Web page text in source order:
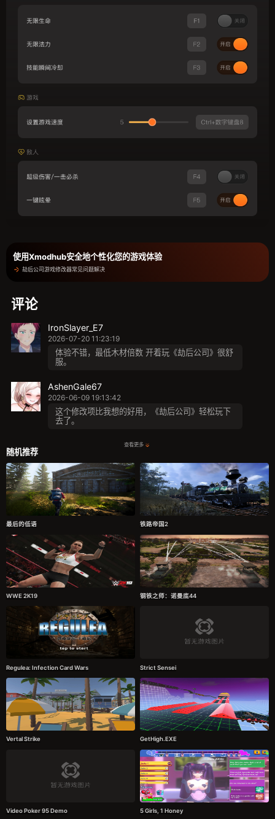
使用Xmodhub安全地个性化您的游戏体验
劫后公司游戏修改器常见问题解决
评论
IronSlayer_E7
2026-07-20 11:23:19
体验不错，最低木材倍数 开着玩《劫后公司》很舒
服。
AshenGale67
2026-06-09 19:13:42
这个修改项比我想的好用，《劫后公司》轻松玩下
去了。
查看更多
随机推荐
最后的低语 铁路帝国2
WWE 2K19 钢铁之师：诺曼底44
Regulea: Infection Card Wars Strict Sensei
Vertal Strike GetHigh.EXE
Video Poker 95 Demo 5 Girls, 1 Honey